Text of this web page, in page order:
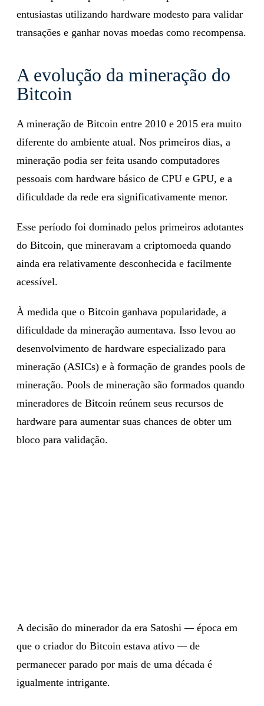
entusiastas utilizando hardware modesto para validar
transações e ganhar novas moedas como recompensa.
A evolução da mineração do
Bitcoin
A mineração de Bitcoin entre 2010 e 2015 era muito
diferente do ambiente atual. Nos primeiros dias, a
mineração podia ser feita usando computadores
pessoais com hardware básico de CPU e GPU, e a
dificuldade da rede era significativamente menor.
Esse período foi dominado pelos primeiros adotantes
do Bitcoin, que mineravam a criptomoeda quando
ainda era relativamente desconhecida e facilmente
acessível.
À medida que o Bitcoin ganhava popularidade, a
dificuldade da mineração aumentava. Isso levou ao
desenvolvimento de hardware especializado para
mineração (ASICs) e à formação de grandes pools de
mineração. Pools de mineração são formados quando
mineradores de Bitcoin reúnem seus recursos de
hardware para aumentar suas chances de obter um
bloco para validação.
A decisão do minerador da era Satoshi— época em
que o criador do Bitcoin estava ativo— de
permanecer parado por mais de uma década é
igualmente intrigante.